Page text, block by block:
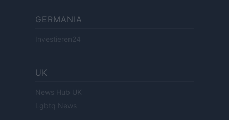
GERMANIA
Investieren24
UK
News Hub UK
Lgbtq News